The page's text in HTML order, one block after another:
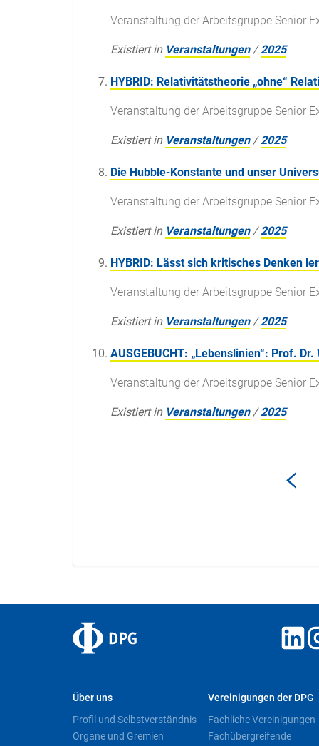
Veranstaltung der Arbeitsgruppe Senior
Existiert in Veranstaltungen /2025
HYBRID: Relativitätstheorie „ohne“
Veranstaltung der Arbeitsgruppe Senior
Existiert in Veranstaltungen /2025
Die Hubble-Konstante und unser
Veranstaltung der Arbeitsgruppe Senior
Existiert in Veranstaltungen /2025
HYBRID: Lässt sich kritisches Denken
Veranstaltung der Arbeitsgruppe Senior
Existiert in Veranstaltungen /2025
AUSGEBUCHT: „Lebenslinien“: Prof.
Veranstaltung der Arbeitsgruppe Senior
Existiert in Veranstaltungen /2025
Über uns
Profil und Selbstverständnis
Organe und Gremien
Vereinigungen der DPG
Fachliche Vereinigungen
Fachübergreifende